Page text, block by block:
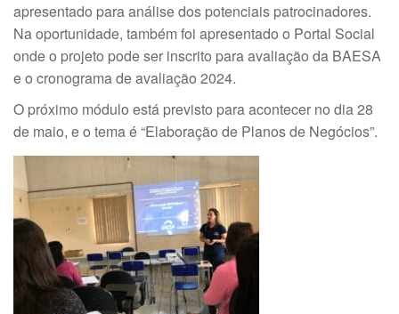
apresentado para análise dos potenciais patrocinadores.
Na oportunidade, também foi apresentado o Portal Social
onde o projeto pode ser inscrito para avaliação da BAESA
e o cronograma de avaliação 2024.
O próximo módulo está previsto para acontecer no dia 28
de maio, e o tema é “Elaboração de Planos de Negócios”.